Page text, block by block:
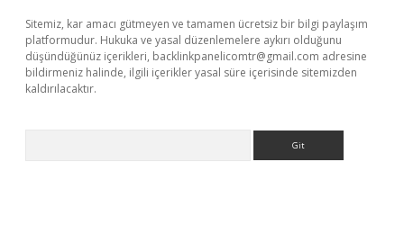
Sitemiz, kar amacı gütmeyen ve tamamen ücretsiz bir bilgi paylaşım
platformudur. Hukuka ve yasal düzenlemelere aykırı olduğunu
düşündüğünüz içerikleri, backlinkpanelicomtr@gmail.com adresine
bildirmeniz halinde, ilgili içerikler yasal süre içerisinde sitemizden
kaldırılacaktır.